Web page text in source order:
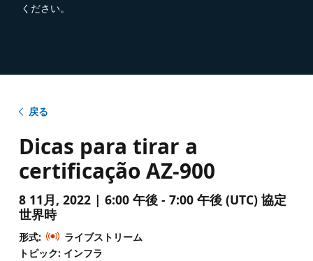
ください。
戻る
Dicas para tirar a
certificação AZ-900
8 11月, 2022 | 6:00 午後 - 7:00 午後 (UTC) 協定
世界時
形式:
ライブストリーム
トピック: インフラ